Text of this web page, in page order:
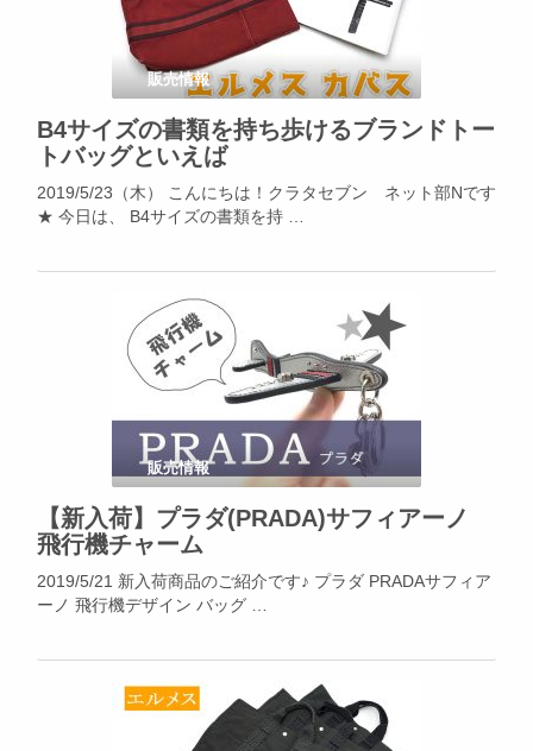
販売情報
B4サイズの書類を持ち歩けるブランドトー
トバッグといえば
2019/5/23（木） こんにちは！クラタセブン ネット部Nです
★ 今日は、 B4サイズの書類を持 …
販売情報
【新入荷】プラダ(PRADA)サフィアーノ
飛行機チャーム
2019/5/21 新入荷商品のご紹介です♪ プラダ PRADAサフィア
ーノ 飛行機デザイン バッグ …